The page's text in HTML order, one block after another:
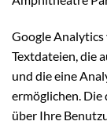
Google Analytics
Textdateien, die
und die eine
ermöglichen.
über Ihre